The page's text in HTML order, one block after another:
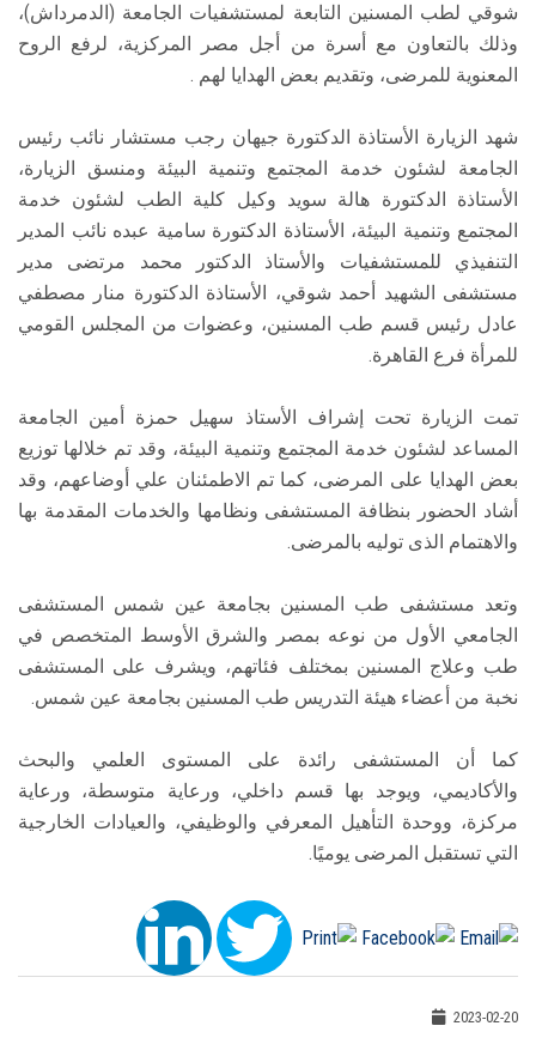
شوقي لطب المسنين التابعة لمستشفيات الجامعة (الدمرداش)،
وذلك بالتعاون مع أسرة من أجل مصر المركزية، لرفع الروح
المعنوية للمرضى، وتقديم بعض الهدايا لهم .
شهد الزيارة الأستاذة الدكتورة جيهان رجب مستشار نائب رئيس
الجامعة لشئون خدمة المجتمع وتنمية البيئة ومنسق الزيارة،
الأستاذة الدكتورة هالة سويد وكيل كلية الطب لشئون خدمة
المجتمع وتنمية البيئة، الأستاذة الدكتورة سامية عبده نائب المدير
التنفيذي للمستشفيات والأستاذ الدكتور محمد مرتضى مدير
مستشفى الشهيد أحمد شوقي، الأستاذة الدكتورة منار مصطفي
عادل رئيس قسم طب المسنين، وعضوات من المجلس القومي
للمرأة فرع القاهرة.
تمت الزيارة تحت إشراف الأستاذ سهيل حمزة أمين الجامعة
المساعد لشئون خدمة المجتمع وتنمية البيئة، وقد تم خلالها توزيع
بعض الهدايا على المرضى، كما تم الاطمئنان علي أوضاعهم، وقد
أشاد الحضور بنظافة المستشفى ونظامها والخدمات المقدمة بها
والاهتمام الذى توليه بالمرضى.
وتعد مستشفى طب المسنين بجامعة عين شمس المستشفى
الجامعي الأول من نوعه بمصر والشرق الأوسط المتخصص في
طب وعلاج المسنين بمختلف فئاتهم، ويشرف على المستشفى
نخبة من أعضاء هيئة التدريس طب المسنين بجامعة عين شمس.
كما أن المستشفى رائدة على المستوى العلمي والبحث
والأكاديمي، ويوجد بها قسم داخلي، ورعاية متوسطة، ورعاية
مركزة، ووحدة التأهيل المعرفي والوظيفي، والعيادات الخارجية
التي تستقبل المرضى يوميًا.
2023-02-20